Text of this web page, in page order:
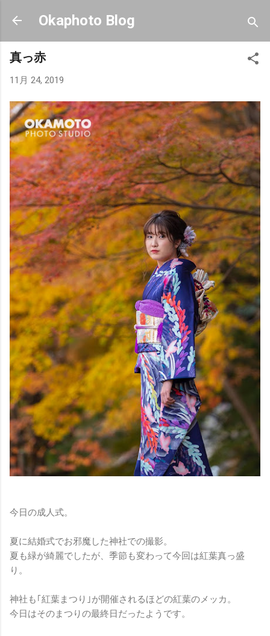
スキップしてメイン コンテンツに移動
Okaphoto Blog
真っ赤
11月 24, 2019
今日の成人式。
夏に結婚式でお邪魔した神社での撮影。
夏も緑が綺麗でしたが、季節も変わって今回は紅葉真っ盛
り。
神社も｢紅葉まつり｣が開催されるほどの紅葉のメッカ。
今日はそのまつりの最終日だったようです。